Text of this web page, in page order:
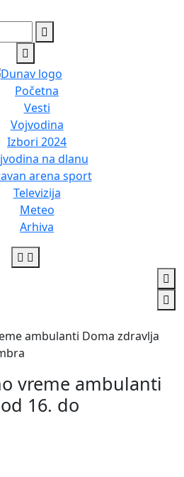
Početna
Vesti
Vojvodina
Izbori 2024
na dlanu
arena sport
Televizija
Meteo
Arhiva
ambulanti Doma zdravlja
vreme ambulanti
16. do